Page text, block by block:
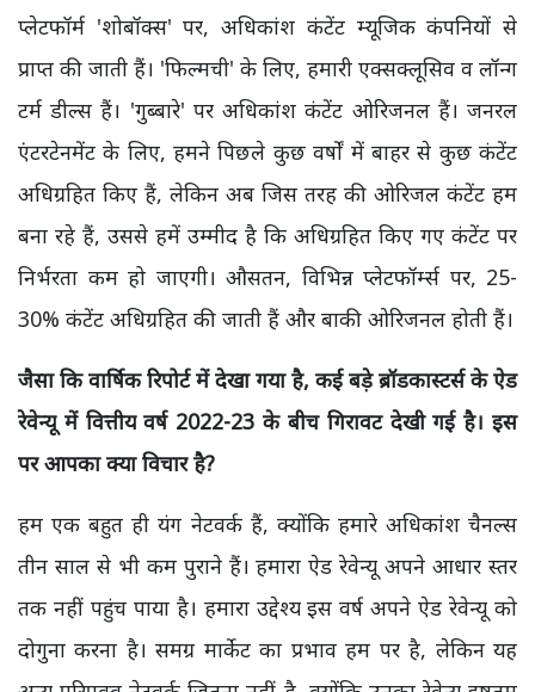
प्लेटफॉर्म 'शोबॉक्स' पर, अधिकांश कंटेंट म्यूजिक कंपनियों से
प्राप्त की जाती हैं। 'फिल्मची' के लिए, हमारी एक्सक्लूसिव व लॉन्ग
टर्म डील्स हैं। 'गुब्बारे' पर अधिकांश कंटेंट ओरिजनल हैं। जनरल
एंटरटेनमेंट के लिए, हमने पिछले कुछ वर्षों में बाहर से कुछ कंटेंट
अधिग्रहित किए हैं, लेकिन अब जिस तरह की ओरिजल कंटेंट हम
बना रहे हैं, उससे हमें उम्मीद है कि अधिग्रहित किए गए कंटेंट पर
निर्भरता कम हो जाएगी। औसतन, विभिन्न प्लेटफॉर्म्स पर, 25-
30% कंटेंट अधिग्रहित की जाती हैं और बाकी ओरिजनल होती हैं।
जैसा कि वार्षिक रिपोर्ट में देखा गया है, कई बड़े ब्रॉडकास्टर्स के ऐड
रेवेन्यू में वित्तीय वर्ष 2022-23 के बीच गिरावट देखी गई है। इस
पर आपका क्या विचार है?
हम एक बहुत ही यंग नेटवर्क हैं, क्योंकि हमारे अधिकांश चैनल्स
तीन साल से भी कम पुराने हैं। हमारा ऐड रेवेन्यू अपने आधार स्तर
तक नहीं पहुंच पाया है। हमारा उद्देश्य इस वर्ष अपने ऐड रेवेन्यू को
दोगुना करना है। समग्र मार्केट का प्रभाव हम पर है, लेकिन यह